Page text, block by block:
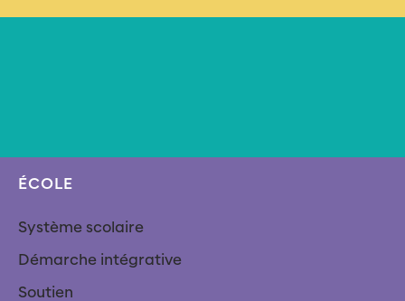
ÉCOLE
Système scolaire
Démarche intégrative
Soutien